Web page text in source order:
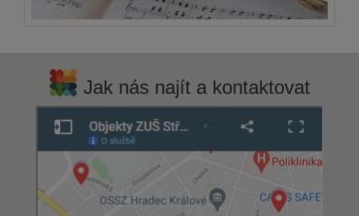
Jak nás najít a kontaktovat